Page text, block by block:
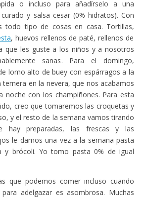
o incluso para añadírselo a una
y salsa cesar (0% hidratos). Con
todo tipo de cosas en casa. Tortillas,
, huevos rellenos de paté, rellenos de
que les guste a los niños y a nosotros
sanas. Para el domingo,
lomo alto de buey con espárragos a la
en la nevera, que nos acabamos
noche con los champiñones. Para esta
creo que tomaremos las croquetas y
y el resto de la semana vamos tirando
hay preparadas, las frescas y las
le damos una vez a la semana pasta
y brócoli. Yo tomo pasta 0% de igual
que podemos comer incluso cuando
adelgazar es asombrosa. Muchas